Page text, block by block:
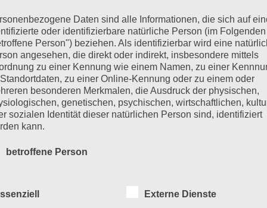
Drang ihm eine reinzuhauen.
du was schreiben.«
Seite? Ffffffffff… weiß nich’… und was überhaupt?«
runter und mir wird angenehm warm.
wir so erlebt haben, zum Beispiel. Die ganze
über Menschen. Sei der gute Bulle. Sei mein
Daten sind alle Informationen, die sich auf
oder identifizierbare natürliche Person (im Folgenden
Person") beziehen. Als identifizierbar wird eine
angesehen, die direkt oder indirekt, insbesondere mittels
zu einer Kennung wie einem Namen, zu einer
zu einer Online-Kennung oder zu einem oder
besonderen Merkmalen, die Ausdruck der physischen,
genetischen, psychischen, wirtschaftlichen,
sozialen Identität dieser natürlichen Person sind, identifiziert
kann.
betroffene Person
deren personenbezogene Daten von dem für die
Externe Dienste